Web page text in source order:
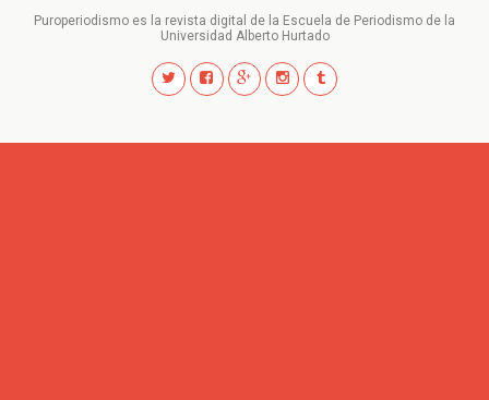
Puroperiodismo es la revista digital de la Escuela de Periodismo de la
Universidad Alberto Hurtado